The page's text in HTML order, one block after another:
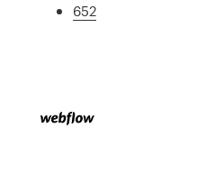
652